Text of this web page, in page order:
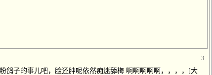
3
鸽子的事儿吧，脸还肿呢依然痴迷舔梅 啊啊啊啊啊，，，，[大